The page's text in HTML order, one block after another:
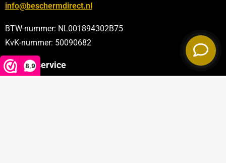
8,9
info@beschermdirect.nl
BTW-nummer: NL001894302B75
KvK-nummer: 50090682
Klantenservice